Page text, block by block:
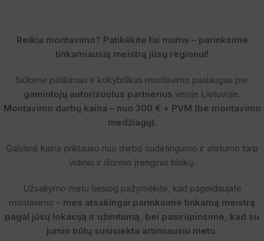
Reikia montavimo? Patikėkite tai mums – parinksime
tinkamiausią meistrą jūsų regionui!
Siūlome patikimas ir kokybiškas montavimo paslaugas per
gamintojų autorizuotus partnerius visoje Lietuvoje.
Montavimo darbų kaina – nuo 300 € + PVM (be montavimo
medžiagų).
Galutinė kaina priklauso nuo darbo sudėtingumo ir atstumo tarp
vidinio ir išorinio įrenginio blokų.
Užsakymo metu tiesiog pažymėkite, kad pageidaujate
montavimo – mes atsakingai parinksime tinkamą meistrą
pagal jūsų lokaciją ir užimtumą, bei pasirūpinsime, kad su
jumis būtų susisiekta artimiausiu metu.